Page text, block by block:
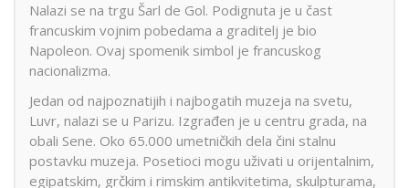
Nalazi se na trgu Šarl de Gol. Podignuta je u čast
francuskim vojnim pobedama a graditelj je bio
Napoleon. Ovaj spomenik simbol je francuskog
nacionalizma.
Jedan od najpoznatijih i najbogatih muzeja na svetu,
Luvr, nalazi se u Parizu. Izgrađen je u centru grada, na
obali Sene. Oko 65.000 umetničkih dela čini stalnu
postavku muzeja. Posetioci mogu uživati u orijentalnim,
egipatskim, grčkim i rimskim antikvitetima, skulpturama,